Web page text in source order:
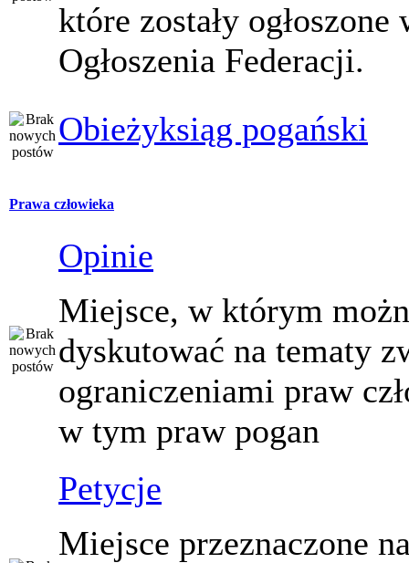
które zostały ogłoszone
Ogłoszenia Federacji.
Obieżyksiąg pogański
Prawa człowieka
Opinie
Miejsce, w którym
dyskutować na tematy
ograniczeniami praw
w tym praw pogan
Petycje
Miejsce przeznaczone